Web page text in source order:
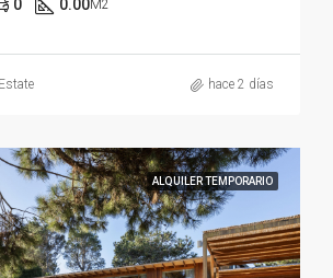
0 0.00M2
hace 2 días
ALQUILER TEMPORARIO